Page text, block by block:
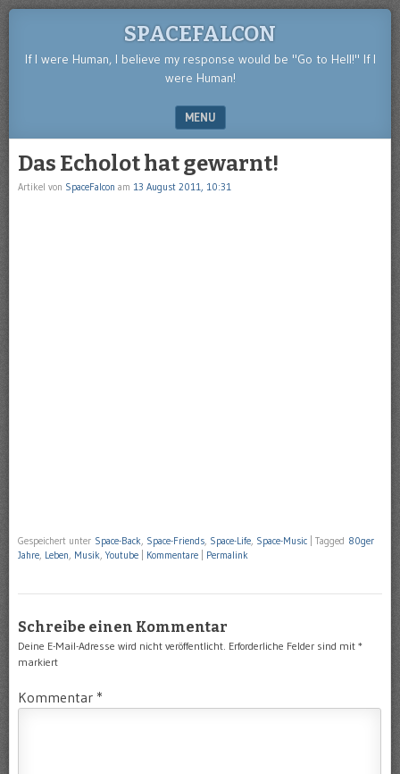
SPACEFALCON
If I were Human, I believe my response would be "Go to Hell!" If I
were Human!
MENU
Das Echolot hat gewarnt!
Artikel von SpaceFalcon am 13 August 2011, 10:31
Gespeichert unter Space-Back Space-Friends Space-Life Space-Music Tagged 80ger
Jahre Leben Musik ,Youtube Kommentare Permalink
Schreibe einen Kommentar
Deine E-Mail-Adresse wird nicht veröffentlicht. Erforderliche Felder sind mit *
markiert
Kommentar *